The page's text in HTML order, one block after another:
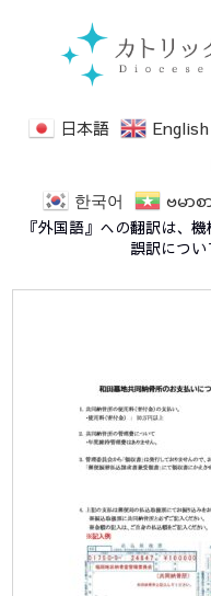
日本語 English
한국어
ဗမာစ
『外国語』への翻訳は、
誤訳につい
④共同納骨